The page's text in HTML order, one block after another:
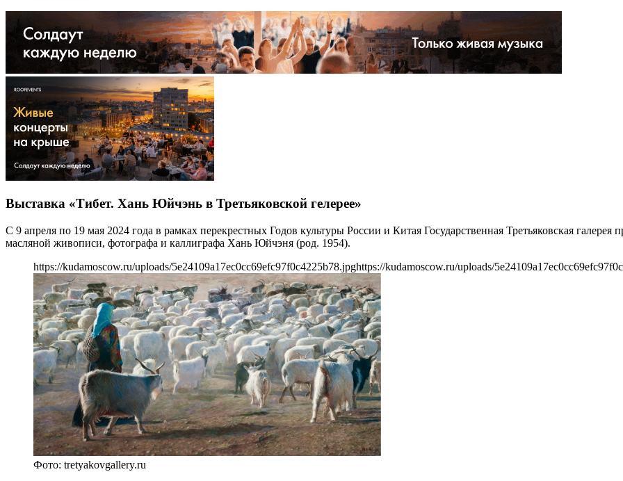
Выставка «Тибет. Хань Юйчэнь в Третьяковской гелерее»
С 9 апреля по 19 мая 2024 года в рамках перекрестных Годов культуры России и Китая Государственная Третьяковская галерея
масляной живописи, фотографа и каллиграфа Хань Юйчэня (род. 1954).
https://kudamoscow.ru/uploads/5e24109a17ec0cc69efc97f0c4225b78.jpghttps://kudamoscow.ru/uploads/
Фото: tretyakovgallery.ru